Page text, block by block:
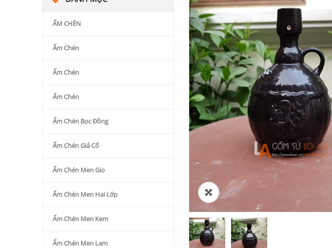
ẤM CHÉN
Ấm Chén
Ấm Chén
Ấm Chén
Ấm Chén Bọc Đồng
Ấm Chén Giả Cổ
Ấm Chén Men Gio
Ấm Chén Men Hai Lớp
Ấm Chén Men Kem
Ấm Chén Men Lam